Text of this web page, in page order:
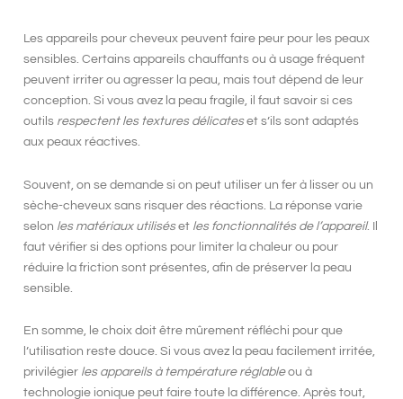
Les appareils pour cheveux peuvent faire peur pour les peaux
sensibles. Certains appareils chauffants ou à usage fréquent
peuvent irriter ou agresser la peau, mais tout dépend de leur
conception. Si vous avez la peau fragile, il faut savoir si ces
outils respectent les textures délicateset s’ils sont adaptés
aux peaux réactives.
Souvent, on se demande si on peut utiliser un fer à lisser ou un
sèche-cheveux sans risquer des réactions. La réponse varie
selon les matériaux utiliséset les fonctionnalités de l’appareil. Il
faut vérifier si des options pour limiter la chaleur ou pour
réduire la friction sont présentes, afin de préserver la peau
sensible
En somme, le choix doit être mûrement réfléchi pour que
l’utilisation reste douce. Si vous avez la peau facilement irritée,
privilégier les appareils à température réglableou à
technologie ionique peut faire toute la différence. Après tout,